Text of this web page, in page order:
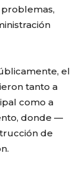
el
tanto a
como a
donde —
de